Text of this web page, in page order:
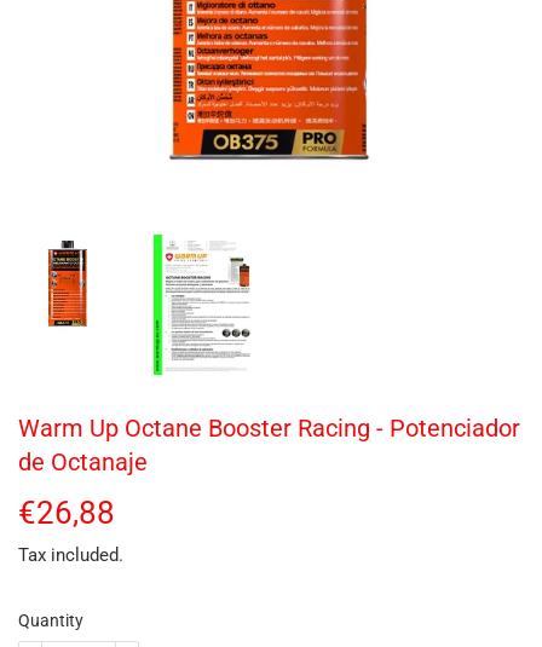
Warm Up Octane Booster Racing - Potenciador
de Octanaje
€26,88
Tax included.
Quantity